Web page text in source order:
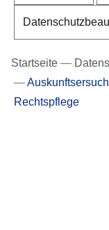
Startseite
Rechtspflege